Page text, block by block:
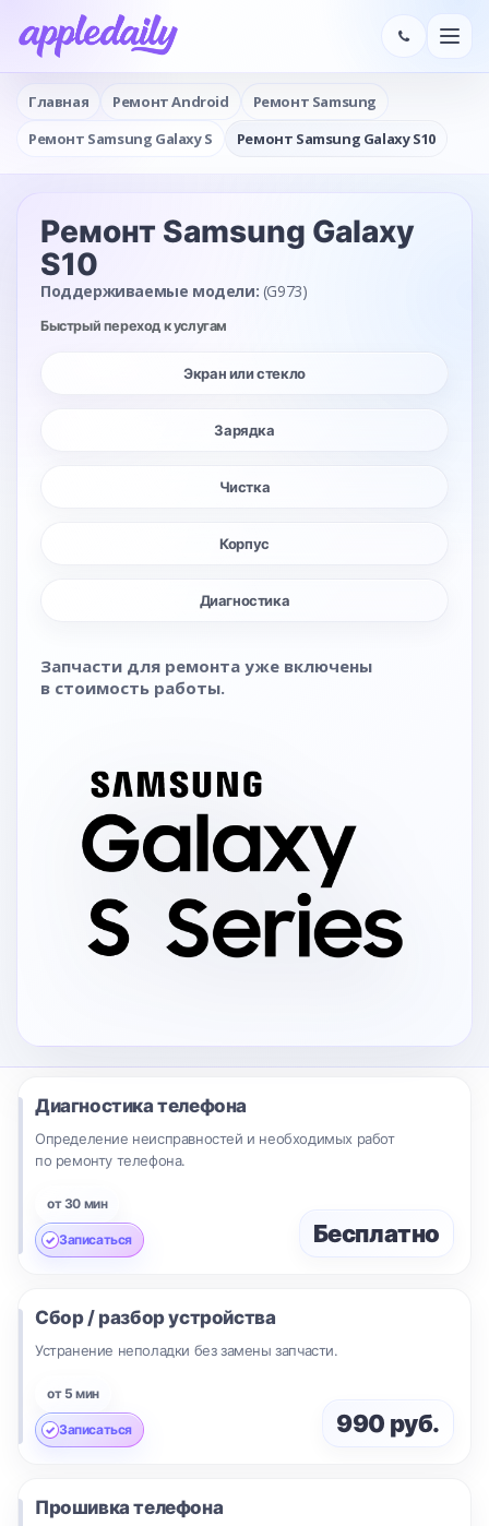
Главная Ремонт Android
Ремонт Samsung
Ремонт Samsung Galaxy S
Ремонт Samsung Galaxy S10
Ремонт Samsung Galaxy
S10
Поддерживаемые модели: (G973)
Быстрый переход к услугам
Экран или стекло
Зарядка
Чистка
Корпус
Диагностика
Запчасти для ремонта уже включены
в стоимость работы.
Диагностика телефона
Определение неисправностей и необходимых работ
по ремонту телефона.
от 30 мин
Записаться Бесплатно
Сбор / разбор устройства
Устранение неполадки без замены запчасти.
от 5 мин
Записаться 990 руб.
Прошивка телефона